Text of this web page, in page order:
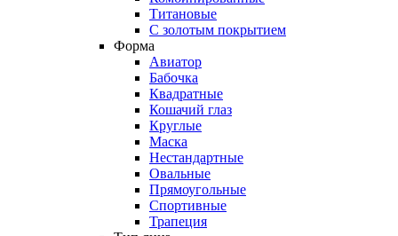
Титановые
С золотым покрытием
Форма
Авиатор
Бабочка
Квадратные
Кошачий глаз
Круглые
Маска
Нестандартные
Овальные
Прямоугольные
Спортивные
Трапеция